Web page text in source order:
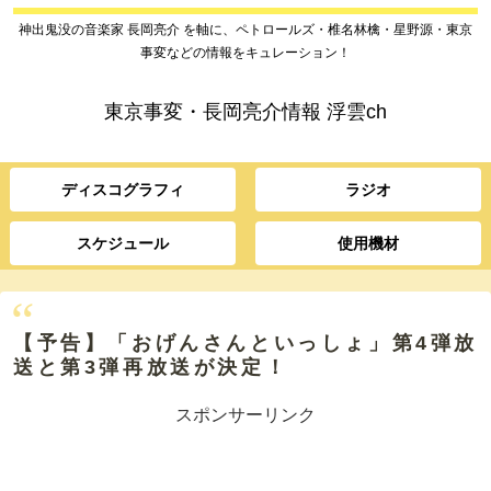
神出鬼没の音楽家 長岡亮介 を軸に、ペトロールズ・椎名林檎・星野源・東京
事変などの情報をキュレーション！
東京事変・長岡亮介情報 浮雲ch
ディスコグラフィ ラジオ
スケジュール 使用機材
【予告】「おげんさんといっしょ」第4弾放
送と第3弾再放送が決定！
スポンサーリンク